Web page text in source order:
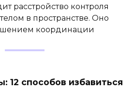
расстройство контроля
в пространстве. Оно
координации
12 способов избавиться